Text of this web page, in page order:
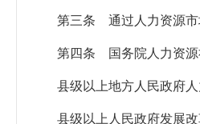
第三条 通过人力资源市
第四条 国务院人力资源
县级以上地方人民政府
县级以上人民政府发展